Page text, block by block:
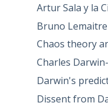
Artur Sala y la
Bruno Lemaitre
Chaos theory
Charles
Darwin's
Dissent from